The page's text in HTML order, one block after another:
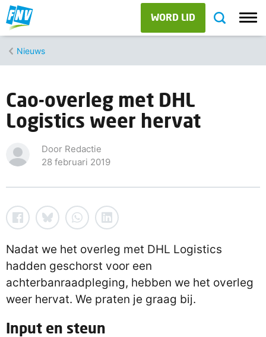
WORD LID
Nieuws
Cao-overleg met DHL
Logistics weer hervat
Door Redactie
28 februari 2019
Nadat we het overleg met DHL Logistics
hadden geschorst voor een
achterbanraadpleging, hebben we het overleg
weer hervat. We praten je graag bij.
Input en steun